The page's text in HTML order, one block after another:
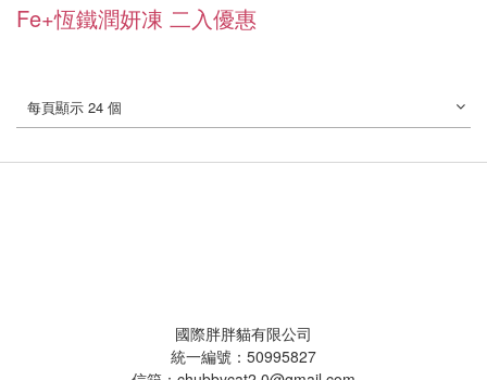
Fe+恆鐵潤妍凍 二入優惠
每頁顯示 24 個
國際胖胖貓有限公司
統一編號：50995827